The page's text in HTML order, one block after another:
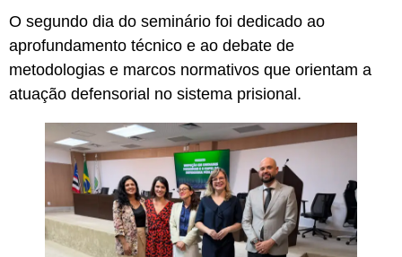
O segundo dia do seminário foi dedicado ao
aprofundamento técnico e ao debate de
metodologias e marcos normativos que orientam a
atuação defensorial no sistema prisional.